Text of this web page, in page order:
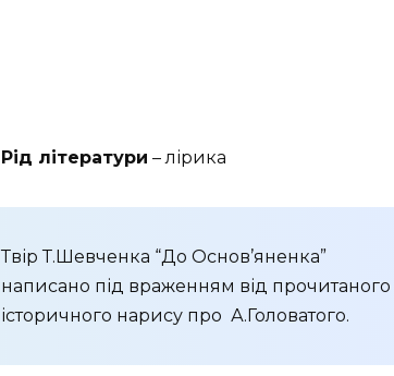
Рід літератури – лірика
Твір Т.Шевченка “До Основ’яненка”
написано під враженням від прочитаного
історичного нарису про А.Головатого.